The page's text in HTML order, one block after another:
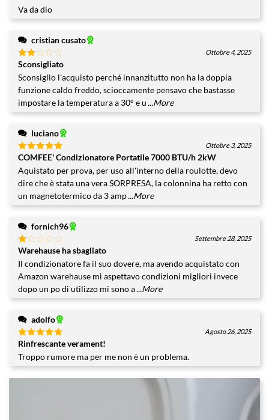
su 5
Va da dio
cristian cusato
Valutato
2
5
Ottobre 4, 2025
Sconsigliato
Sconsiglio l'acquisto perché innanzitutto non ha la doppia
funzione caldo freddo, scioccamente pensavo che bastasse
impostare la temperatura a 30° e u ...More
luciano
Valutato 5
su 5
Ottobre 3, 2025
COMFEE' Condizionatore Portatile 7000 BTU/h 2kW
Aquistato per prova, per uso all'interno della roulotte, devo
dire che è stata una vera SORPRESA, la colonnina ha retto con
un magnetotermico da 3 amp...More
fornich96
Valutato
1
su
5
Settembre 28, 2025
Warehause ha sbagliato
Il condizionatore fa il suo dovere, ma avendo acquistato con
Amazon warehause mi aspettavo condizioni migliori invece
dopo un po di utilizzo mi sono a...More
adolfo
Valutato5
su 5
Agosto 26, 2025
Rinfrescante verament!
Troppo rumore ma per me non è un problema.